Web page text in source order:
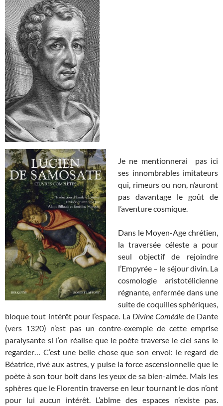
Je ne mentionnerai pas ici
ses innombrables imitateurs
qui, rimeurs ou non, n’auront
pas davantage le goût de
l’aventure cosmique.
Dans le Moyen-Age chrétien,
la traversée céleste a pour
seul objectif de rejoindre
l’Empyrée – le séjour divin. La
cosmologie aristotélicienne
régnante, enfermée dans une
suite de coquilles sphériques,
bloque tout intérêt pour l’espace. La Divine Comédie de Dante
(vers 1320) n’est pas un contre-exemple de cette emprise
paralysante si l’on réalise que le poète traverse le ciel sans le
regarder… C’est une belle chose que son envol: le regard de
Béatrice, rivé aux astres, y puise la force ascensionnelle que le
poète à son tour boit dans les yeux de sa bien-aimée. Mais les
sphères que le Florentin traverse en leur tournant le dos n’ont
pour lui aucun intérêt. L’abîme des espaces n’existe pas.